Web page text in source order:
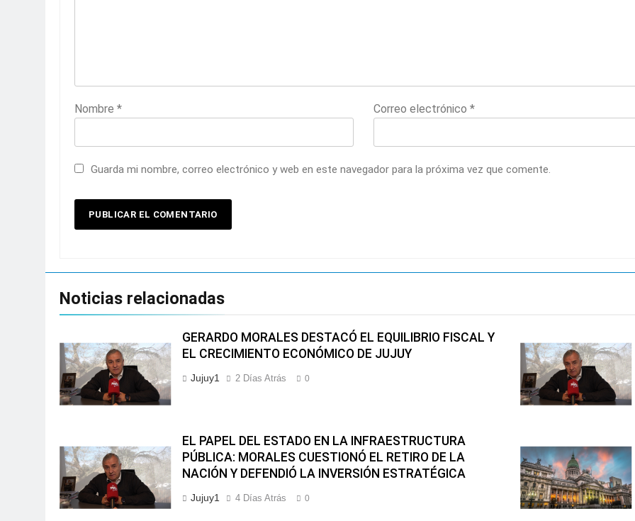
Nombre * Correo electrónico*
Guarda mi nombre, correo electrónico y web en este navegador para la próxima vez que comente.
Noticias relacionadas
GERARDO MORALES DESTACÓ EL EQUILIBRIO FISCAL Y
EL CRECIMIENTO ECONÓMICO DE JUJUY
Jujuy1 2 Días Atrás 0
EL PAPEL DEL ESTADO EN LA INFRAESTRUCTURA
PÚBLICA: MORALES CUESTIONÓ EL RETIRO DE LA
NACIÓN Y DEFENDIÓ LA INVERSIÓN ESTRATÉGICA
Jujuy1 4 Días Atrás 0